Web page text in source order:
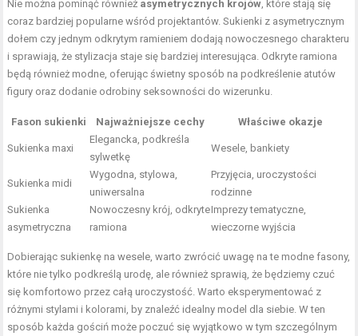
Nie można pominąć również asymetrycznych krojów , które stają się
coraz bardziej popularne wśród projektantów. Sukienki z asymetrycznym
dołem czy jednym odkrytym ramieniem dodają nowoczesnego charakteru
i sprawiają, że stylizacja staje się bardziej interesująca. Odkryte ramiona
będą również modne, oferując świetny sposób na podkreślenie atutów
figury oraz dodanie odrobiny seksowności do wizerunku.
Fason sukienki Najważniejsze cechy Właściwe okazje
Sukienka maxi
Elegancka, podkreśla
sylwetkę
Wesele, bankiety
Sukienka midi
Wygodna, stylowa,
uniwersalna
Przyjęcia, uroczystości
rodzinne
Sukienka
asymetryczna
Nowoczesny krój, odkryte
ramiona
Imprezy tematyczne,
wieczorne wyjścia
Dobierając sukienkę na wesele, warto zwrócić uwagę na te modne fasony,
które nie tylko podkreślą urodę, ale również sprawią, że będziemy czuć
się komfortowo przez całą uroczystość. Warto eksperymentować z
różnymi stylami i kolorami, by znaleźć idealny model dla siebie. W ten
sposób każda gościń może poczuć się wyjątkowo w tym szczególnym